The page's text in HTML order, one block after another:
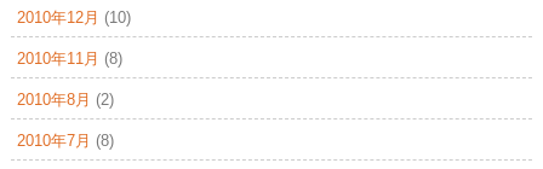
2010年12月 (10)
2010年11月 (8)
2010年8月 (2)
2010年7月 (8)